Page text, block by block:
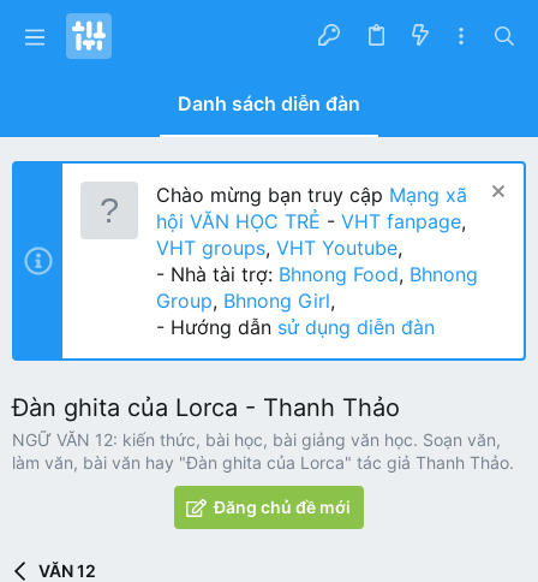
Danh sách diễn đàn
Chào mừng bạn truy cập Mạng xã
hội VĂN HỌC TRẺ - VHT fanpage,
VHT groups, VHT Youtube,
- Nhà tài trợ: Bhnong Food, Bhnong
Group, Bhnong Girl,
- Hướng dẫn sử dụng diễn đàn
Đàn ghita của Lorca - Thanh Thảo
NGỮ VĂN 12: kiến thức, bài học, bài giảng văn học. Soạn văn,
làm văn, bài văn hay "Đàn ghita của Lorca" tác giả Thanh Thảo.
Đăng chủ đề mới
VĂN 12